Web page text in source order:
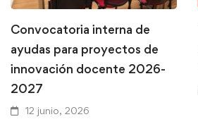
Convocatoria interna de
ayudas para proyectos de
innovación docente 2026-
2027
12 junio, 2026